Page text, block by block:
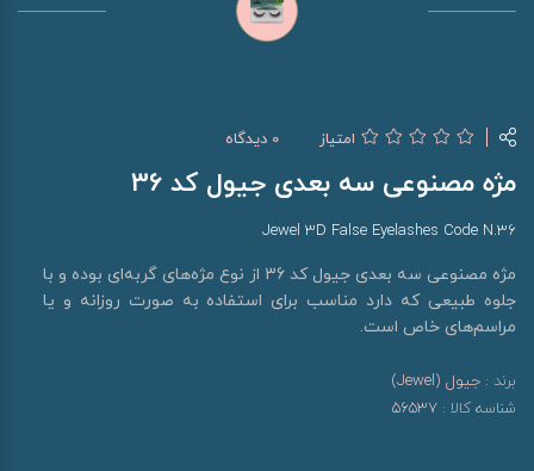
امتیاز 0 دیدگاه
مژه مصنوعی سه بعدی جیول کد 36
Jewel 3D False Eyelashes Code N.36
مژه مصنوعی سه بعدی جیول کد 36 از نوع مژه‌های گربه‌ای بوده و با
جلوه طبیعی که دارد مناسب برای استفاده به صورت روزانه و یا
مراسم‌های خاص است.
برند : جیول (Jewel)
شناسه کالا : 56537